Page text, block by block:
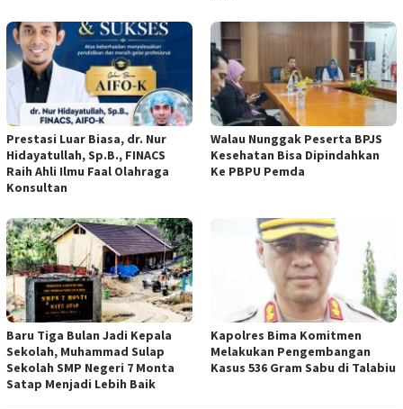
Prestasi Luar Biasa, dr. Nur
Hidayatullah, Sp.B., FINACS
Raih Ahli Ilmu Faal Olahraga
Konsultan
Walau Nunggak Peserta BPJS
Kesehatan Bisa Dipindahkan
Ke PBPU Pemda
Baru Tiga Bulan Jadi Kepala
Sekolah, Muhammad Sulap
Sekolah SMP Negeri 7 Monta
Satap Menjadi Lebih Baik
Kapolres Bima Komitmen
Melakukan Pengembangan
Kasus 536 Gram Sabu di Talabiu